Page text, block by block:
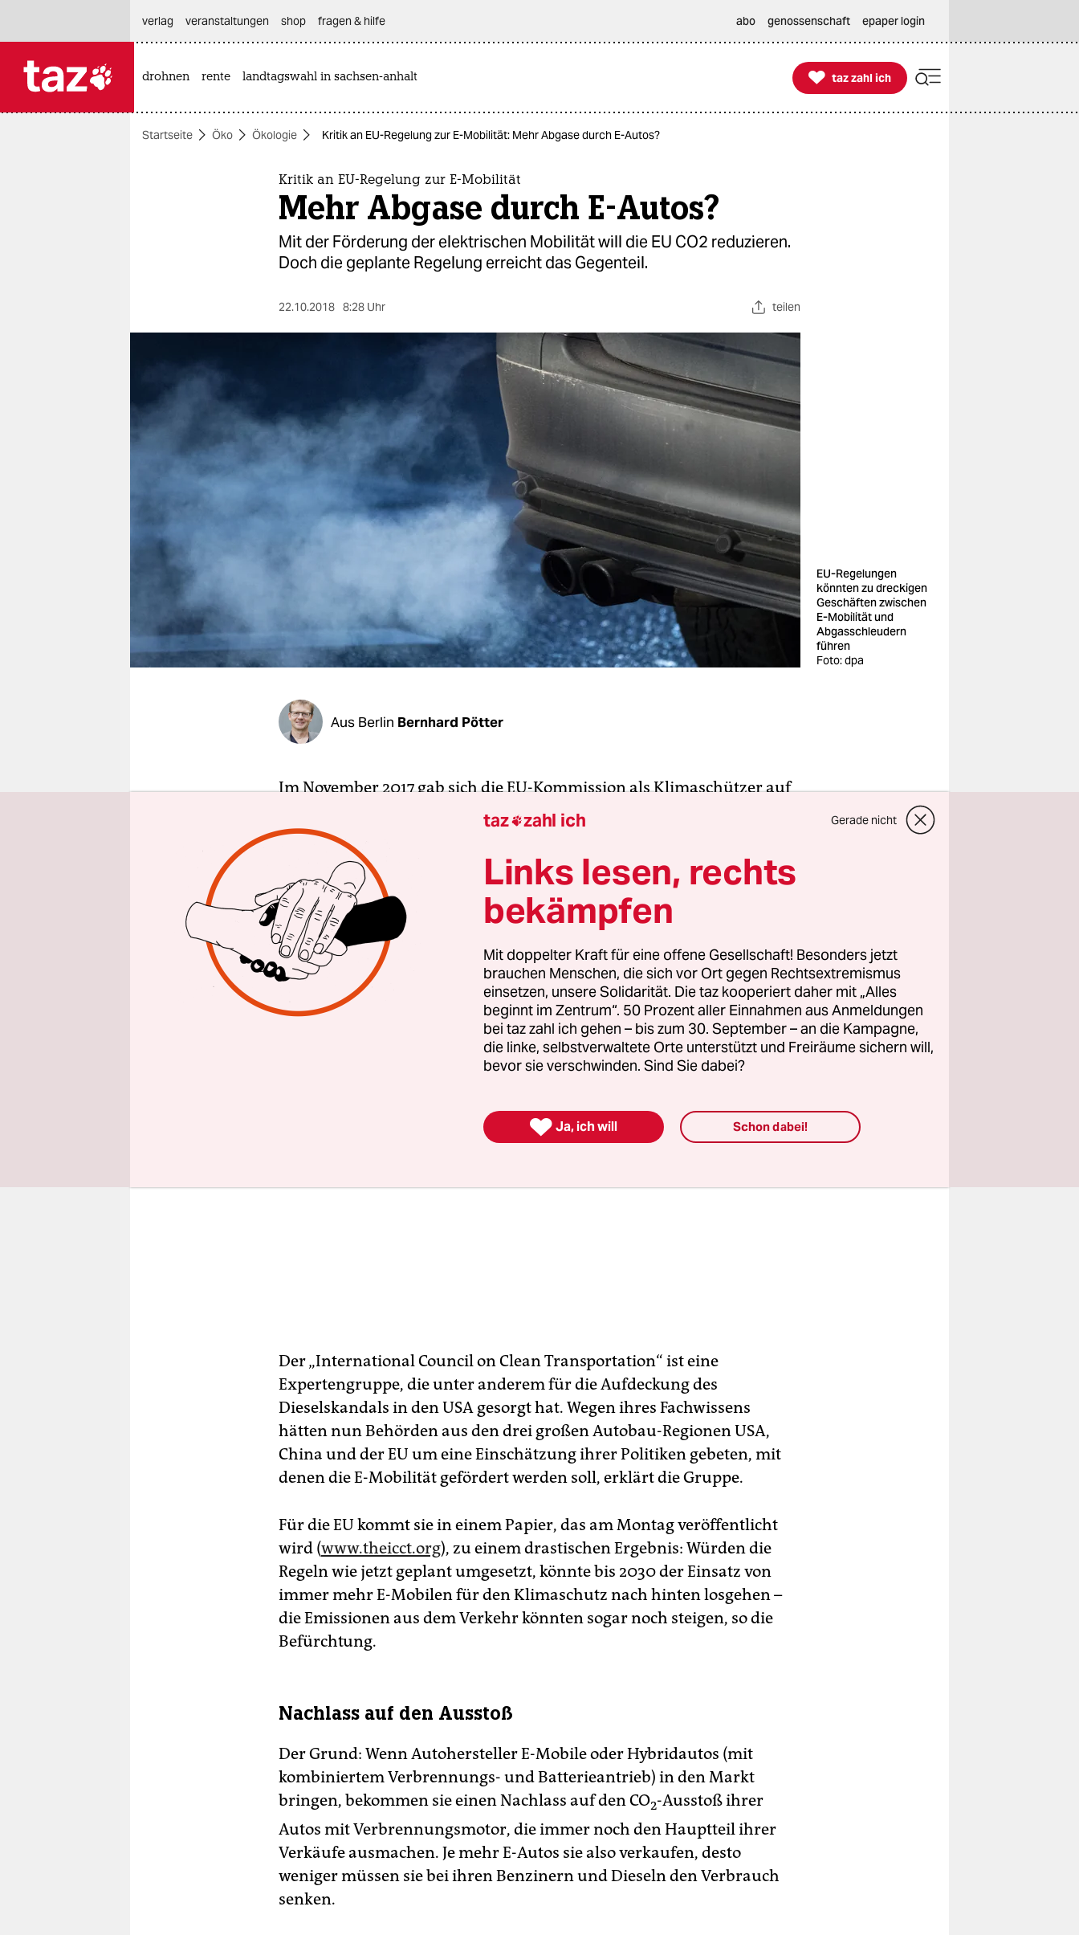
themen
berlin
nord
wahrheit
unterstützen
verlag
veranstaltungen shop fragen & hilfe abo genossenschaft epaper login
drohnen rente landtagswahl in sachsen-anhalt 
taz zahl ich
taz zahl ich
Startseite Öko Ökologie Kritik an EU-Regelung zur E-Mobilität: Mehr Abgase durch E-Autos?
Kritik an EU-Regelung zur E-Mobilität
Mehr Abgase durch E-Autos?
Mit der Förderung der elektrischen Mobilität will die EU CO2 reduzieren.
Doch die geplante Regelung erreicht das Gegenteil.
22.10.2018 8:28 Uhr teilen
EU-Regelungen
könnten zu dreckigen
Geschäften zwischen
E-Mobilität und
Abgasschleudern
führen
Foto: dpa
Aus Berlin Bernhard Pötter
Im November 2017 gab sich die EU-Kommission als Klimaschützer auf
der Straße: „Das Ziel für die ,Strategie einer Mobilität mit niedrigen
Emissionen' ist es, die Emissionen des Verkehrs zu senken, um die
Gefahren des Klimawandels zu bekämpfen.“
Eine Analyse dieser Strategie durch die Expertengruppe ICCT kommt
nun zu einem ganz anderen Ergebnis: Die Vorschriften zur Förderung
von Fahrzeugen mit null oder niedrigem CO2-Ausstoß (ZLEV) „sind
bestenfalls zahnlos, wenn sie wie geplant umgesetzt werden“, schreibt
Peter Mock vom ICCT. „Im schlimmsten Fall könnten sie den Nutzen
dieser Regulierung für das Klima untergraben.“
Der „International Council on Clean Transportation“ ist eine
Expertengruppe, die unter anderem für die Aufdeckung des
Dieselskandals in den USA gesorgt hat. Wegen ihres Fachwissens
hätten nun Behörden aus den drei großen Autobau-Regionen USA,
China und der EU um eine Einschätzung ihrer Politiken gebeten, mit
denen die E-Mobilität gefördert werden soll, erklärt die Gruppe.
Für die EU kommt sie in einem Papier, das am Montag veröffentlicht
wird (www.theicct.org), zu einem drastischen Ergebnis: Würden die
Regeln wie jetzt geplant umgesetzt, könnte bis 2030 der Einsatz von
immer mehr E-Mobilen für den Klimaschutz nach hinten losgehen –
die Emissionen aus dem Verkehr könnten sogar noch steigen, so die
Befürchtung.
Nachlass auf den Ausstoß
Der Grund: Wenn Autohersteller E-Mobile oder Hybridautos (mit
kombiniertem Verbrennungs- und Batterieantrieb) in den Markt
bringen, bekommen sie einen Nachlass auf den CO2-Ausstoß ihrer
Autos mit Verbrennungsmotor, die immer noch den Hauptteil ihrer
Verkäufe ausmachen. Je mehr E-Autos sie also verkaufen, desto
weniger müssen sie bei ihren Benzinern und Dieseln den Verbrauch
senken.
taz zahl ich Gerade nicht
Links lesen, rechts
bekämpfen
Mit doppelter Kraft für eine offene Gesellschaft! Besonders jetzt
brauchen Menschen, die sich vor Ort gegen Rechtsextremismus
einsetzen, unsere Solidarität. Die taz kooperiert daher mit „Alles
beginnt im Zentrum“. 50 Prozent aller Einnahmen aus Anmeldungen
bei taz zahl ich gehen – bis zum 30. September – an die Kampagne,
die linke, selbstverwaltete Orte unterstützt und Freiräume sichern will,
bevor sie verschwinden. Sind Sie dabei?
 Ja, ich will Schon dabei!